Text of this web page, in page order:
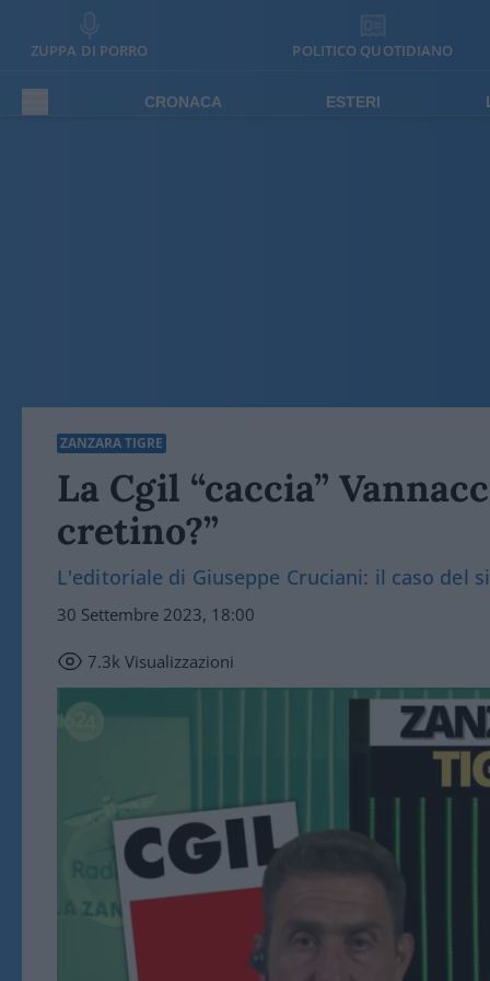
ZUPPA DI PORRO POLITICO QUOTIDIANO
CRONACA ESTERI
ZANZARA TIGRE
La Cgil “caccia”
cretino?”
L'editoriale di Giuseppe Cruciani: il caso del
30 Settembre 2023, 18:00
7.3k Visualizzazioni